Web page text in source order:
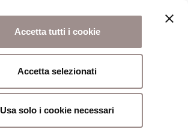
Accetta tutti i cookie
Accetta selezionati
Usa solo i cookie necessari
Scuola Alti Studi